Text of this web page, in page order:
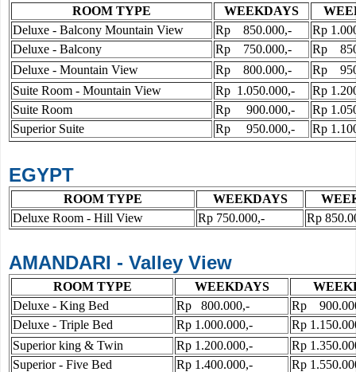
ROOM TYPE WEEKDAYS
Deluxe - Balcony Mountain View
Rp 850.000,-
Rp
Deluxe - Balcony
Rp 750.000,-
Rp
Deluxe - Mountain View
Rp 800.000,-
Rp
Suite Room - Mountain View
Rp 1.050.000,-
Rp
Suite Room
Rp 900.000,-
Rp
Superior Suite
Rp 950.000,- Rp
EGYPT
ROOM TYPE WEEKDAYS
Deluxe Room - Hill View
Rp 750.000,- Rp
AMANDARI - Valley View
ROOM TYPE WEEKDAYS
Deluxe - King Bed
Rp 800.000,-
Rp
Deluxe - Triple Bed
Rp 1.000.000,-
Rp
Superior king & Twin
Rp 1.200.000,-
Rp
Superior - Five Bed
Rp 1.400.000,- Rp